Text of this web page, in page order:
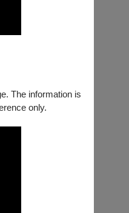
The information is
only.
機大獎的
有一點爭
們開啟一
。
威辛集中